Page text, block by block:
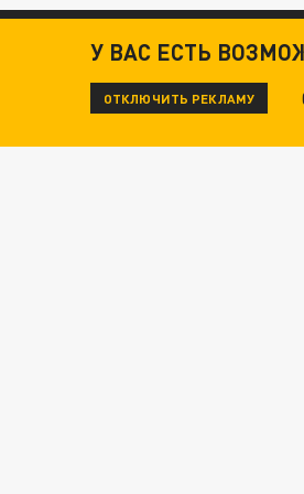
У ВАС ЕСТЬ
ОТКЛЮЧИТЬ РЕКЛАМУ